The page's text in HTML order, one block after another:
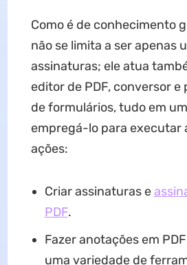
Como é de conhecimento
não se limita a ser apenas
assinaturas; ele atua
editor de PDF, conversor
de formulários, tudo em
empregá-lo para executar
ações:
Criar assinaturas e
PDF.
Fazer anotações em
uma variedade de